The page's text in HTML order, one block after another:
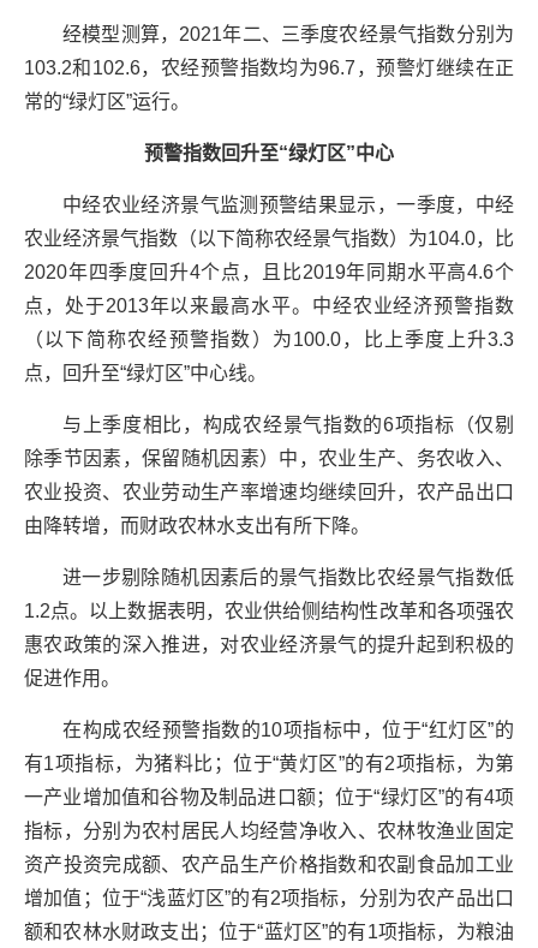
经模型测算，2021年二、三季度农经景气指数分别为
103.2和102.6，农经预警指数均为96.7，预警灯继续在正
常的“绿灯区”运行。
预警指数回升至“绿灯区”中心
中经农业经济景气监测预警结果显示，一季度，中经
农业经济景气指数（以下简称农经景气指数）为104.0，比
2020年四季度回升4个点，且比2019年同期水平高4.6个
点，处于2013年以来最高水平。中经农业经济预警指数
（以下简称农经预警指数）为100.0，比上季度上升3.3
点，回升至“绿灯区”中心线。
与上季度相比，构成农经景气指数的6项指标（仅剔
除季节因素，保留随机因素）中，农业生产、务农收入、
农业投资、农业劳动生产率增速均继续回升，农产品出口
由降转增，而财政农林水支出有所下降。
进一步剔除随机因素后的景气指数比农经景气指数低
1.2点。以上数据表明，农业供给侧结构性改革和各项强农
惠农政策的深入推进，对农业经济景气的提升起到积极的
促进作用。
在构成农经预警指数的10项指标中，位于“红灯区”的
有1项指标，为猪料比；位于“黄灯区”的有2项指标，为第
一产业增加值和谷物及制品进口额；位于“绿灯区”的有4项
指标，分别为农村居民人均经营净收入、农林牧渔业固定
资产投资完成额、农产品生产价格指数和农副食品加工业
增加值；位于“浅蓝灯区”的有2项指标，分别为农产品出口
额和农林水财政支出；位于“蓝灯区”的有1项指标，为粮油